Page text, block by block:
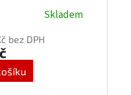
Skladem
bez DPH